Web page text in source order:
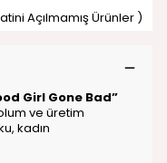
Açılmamış Ürünler )
Girl Gone Bad”
ve üretim
kadın